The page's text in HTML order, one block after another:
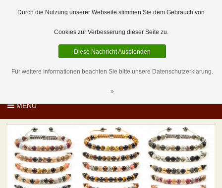
0 Artikel
DE
EUR
MENU
Durch die Nutzung unserer Webseite stimmen Sie dem Gebrauch von
Cookies zur Verbesserung dieser Seite zu.
Diese Nachricht Ausblenden
Für weitere Informationen beachten Sie bitte unsere Datenschutzerklärung.
»